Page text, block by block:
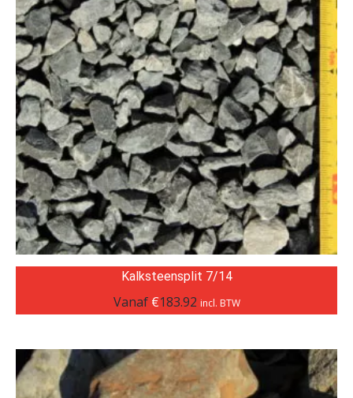
Kalksteensplit 7/14
Vanaf €183.92 incl. BTW